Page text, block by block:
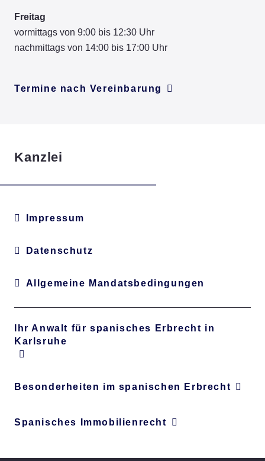
Freitag
vormittags von 9:00 bis 12:30 Uhr
nachmittags von 14:00 bis 17:00 Uhr
Termine nach Vereinbarung
Kanzlei
Impressum
Datenschutz
Allgemeine Mandatsbedingungen
Ihr Anwalt für spanisches Erbrecht in
Karlsruhe
Besonderheiten im spanischen Erbrecht
Spanisches Immobilienrecht